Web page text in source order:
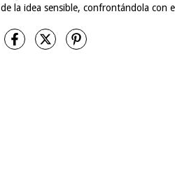
de la idea sensible, confrontándola con